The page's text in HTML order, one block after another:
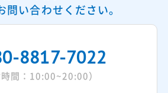
問い合わせください。
8817-7022
時間：10:00~20:00）